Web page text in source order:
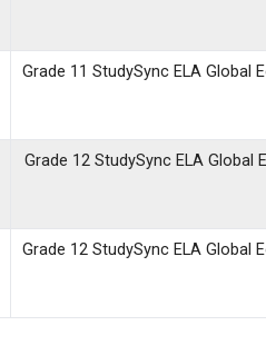
Grade 11 StudySync ELA Global
Grade 12 StudySync ELA Global
Grade 12 StudySync ELA Global